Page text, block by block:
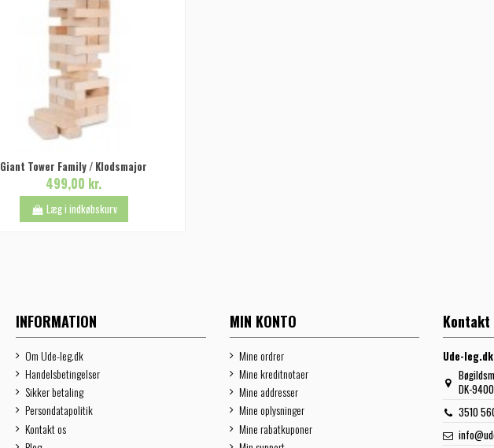
Giant Tower Family / Klodsmajor
499,00 kr.
Læg i indkøbskurv
INFORMATION
Om Ude-leg.dk
Handelsbetingelser
Sikker betaling
Persondatapolitik
Kontakt os
MIN KONTO
Mine ordrer
Mine kreditnotaer
Mine addresser
Mine oplysninger
Mine rabatkuponer
Kontakt
Ude-leg.dk
DK-
3510